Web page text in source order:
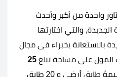
واحدة من أكبر وأحدث
والتي اختارتها
بالاستعانة بخبراء فى مجال
المول على مساحة تبلغ 25
، والتي تم تقسيمهُ طابق أرضي و 20 طابق